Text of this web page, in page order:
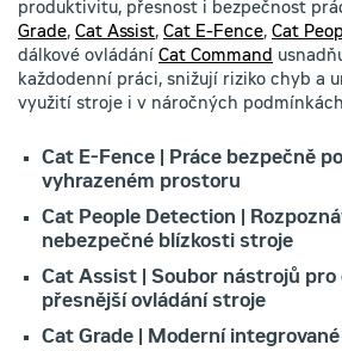
produktivitu, přesnost i bezpečnost
Grade, Cat Assist, Cat E-Fence, Cat
dálkové ovládání Cat Command
každodenní práci, snižují riziko chyb a
využití stroje i v náročných
Cat E-Fence | Práce bezpečně
vyhrazeném prostoru
Cat People Detection |
nebezpečné blízkosti stroje
Cat Assist | Soubor nástrojů
přesnější ovládání stroje
Cat Grade | Moderní